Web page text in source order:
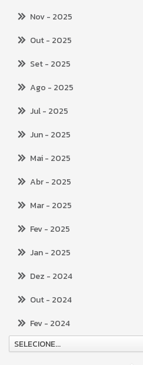
Nov- 2025
Out- 2025
Set- 2025
Ago - 2025
Jul- 2025
Jun- 2025
Mai- 2025
Abr- 2025
Mar- 2025
Fev- 2025
Jan- 2025
Dez - 2024
Out- 2024
Fev- 2024
SELECIONE...